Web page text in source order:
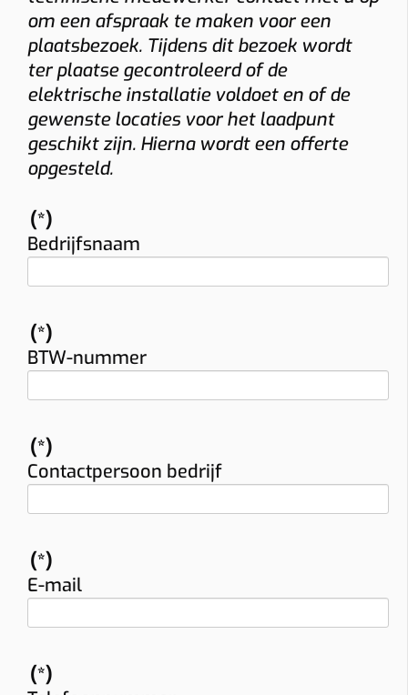
om een afspraak te maken voor een
plaatsbezoek. Tijdens dit bezoek wordt
ter plaatse gecontroleerd of de
elektrische installatie voldoet en of de
gewenste locaties voor het laadpunt
geschikt zijn. Hierna wordt een offerte
opgesteld.
(*)
Bedrijfsnaam
(*)
BTW-nummer
(*)
Contactpersoon bedrijf
(*)
E-mail
(*)